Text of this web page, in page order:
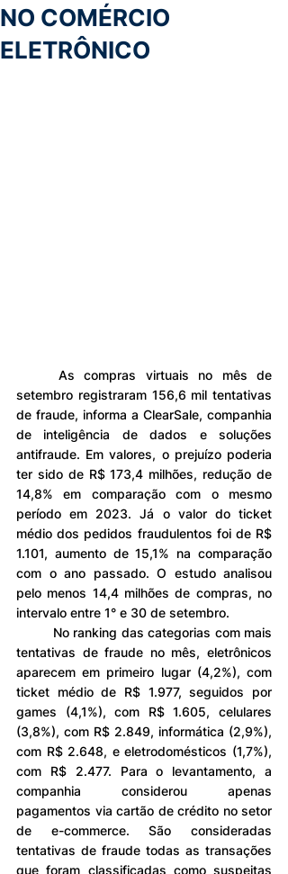
NO COMÉRCIO
ELETRÔNICO
setembro registraram 156,6 mil tentativas
de fraude, informa a ClearSale, companhia
de inteligência de dados e soluções
antifraude. Em valores, o prejuízo poderia
ter sido de R$ 173,4 milhões, redução de
14,8% em comparação com o mesmo
período em 2023. Já o valor do ticket
médio dos pedidos fraudulentos foi de R$
1.101, aumento de 15,1% na comparação
com o ano passado. O estudo analisou
pelo menos 14,4 milhões de compras, no
intervalo entre 1° e 30 de setembro.
tentativas de fraude no mês, eletrônicos
aparecem em primeiro lugar (4,2%), com
ticket médio de R$ 1.977, seguidos por
games (4,1%), com R$ 1.605, celulares
(3,8%), com R$ 2.849, informática (2,9%),
com R$ 2.648, e eletrodomésticos (1,7%),
com R$ 2.477. Para o levantamento, a
companhia considerou apenas
pagamentos via cartão de crédito no setor
de e-commerce. São consideradas
tentativas de fraude todas as transações
que foram classificadas como suspeitas